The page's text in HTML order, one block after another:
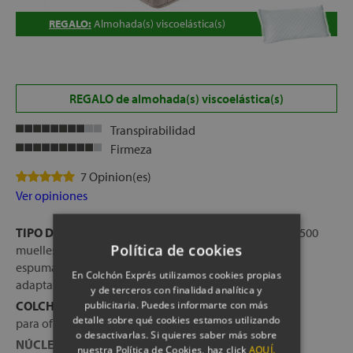
REGALO: Almohada(s) viscoelástica(s)
REGALO de almohada(s) viscoelástica(s)
Transpirabilidad
Firmeza
7 Opinion(es)
Ver opiniones
TIPO DE COLCHÓN:
Colchón de muelles ensacados (500
muelles) con refuerzo perimetral y combinación de
espumas HR y viscoelástica para un soporte firme y
adaptativo.
COLCHÓN A 1 CARA: Este colchón ha sido diseñado
para ofrecer el máximo conftor en una de las caras.
NÚCLEO:
500 muelles ensacados, que ofrecen una
Política de cookies
En Colchón Exprés utilizamos cookies propias
y de terceros con finalidad analítica y
publicitaria. Puedes informarte con más
detalle sobre qué cookies estamos utilizando
o desactivarlas. Si quieres saber más sobre
nuestra Política de Cookies, haz clickAQUÍ.